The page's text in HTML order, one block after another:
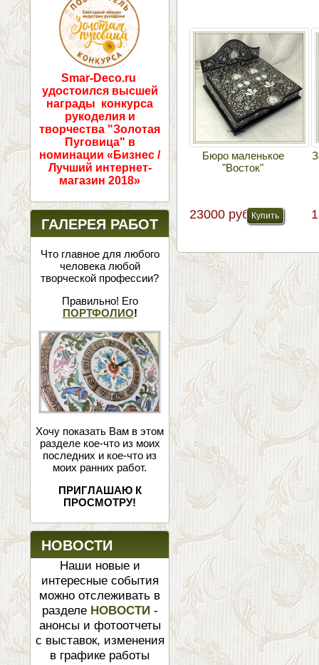
Smar-Deco.ru
удостоился высшей
награды конкурса
рукоделия и
творчества "Золотая
Пуговица" в
номинации «Бизнес /
Лучший интернет-
магазин 2018»
ГАЛЕРЕЯ РАБОТ
Что главное для любого
человека любой
творческой профессии?
Правильно! Его
ПОРТФОЛИО!
Хочу показать Вам в этом
разделе кое-что из моих
последних и кое-что из
моих ранних работ.
ПРИГЛАШАЮ К
ПРОСМОТРУ!
НОВОСТИ
Наши новые и
интересные события
можно отслеживать в
разделе НОВОСТИ -
анонсы и фотоотчеты
с выставок, изменения
в графике работы
Бюро маленькое
"Восток"
23000 руб